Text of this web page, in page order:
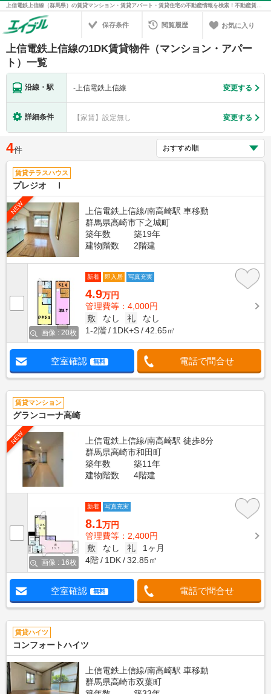
上信電鉄上信線（群馬県）の賃貸マンション・賃貸アパート・賃貸住宅の不動産情報を検索！不動産賃貸の物件探しは、お部屋探しのエイブル
保存条件 閲覧履歴 お気に入り
上信電鉄上信線の1DK賃貸物件（マンション・アパー
ト）一覧
沿線・駅 -上信電鉄上信線 変更する
詳細条件 【家賃】設定無し 変更する
4件
賃貸テラスハウス
プレジオ Ⅰ
NEW
上信電鉄上信線/南高崎駅 車移動
群馬県高崎市下之城町
築年数
築19年
建物階数
2階建
画像 : 20枚
新着 即入居 写真充実
4.9万円
管理費等：4,000円
敷
なし 礼
なし
1-2階
1DK+S 42.65㎡
空室確認 無料 電話で問合せ
賃貸マンション
グランコーナ高崎
NEW
上信電鉄上信線/南高崎駅 徒歩8分
群馬県高崎市和田町
築年数
築11年
建物階数
4階建
画像 : 16枚
新着 写真充実
8.1万円
管理費等：2,400円
敷
なし 礼
1ヶ月
4階
1DK 32.85㎡
空室確認 無料 電話で問合せ
賃貸ハイツ
コンフォートハイツ
上信電鉄上信線/南高崎駅 車移動
群馬県高崎市双葉町